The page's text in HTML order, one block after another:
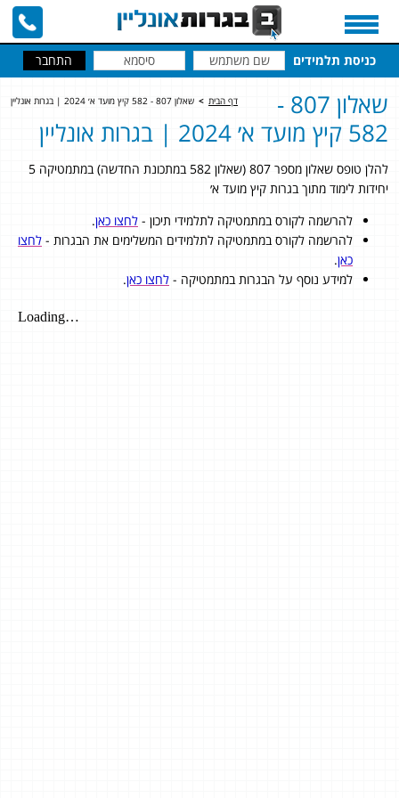
כניסת תלמידים
דף הבית > שאלון 807 - 582 קיץ מועד א׳ 2024 | בגרות אונליין
שאלון 807 -
582 קיץ מועד א׳ 2024 | בגרות אונליין
להלן טופס שאלון מספר 807 (שאלון 582 במתכונת החדשה) במתמטיקה 5
יחידות לימוד מתוך בגרות קיץ מועד א׳
להרשמה לקורס במתמטיקה לתלמידי תיכון - לחצו כאן.
להרשמה לקורס במתמטיקה לתלמידים המשלימים את הבגרות - לחצו
כאן.
למידע נוסף על הבגרות במתמטיקה - לחצו כאן.